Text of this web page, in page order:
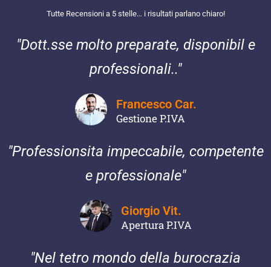
Tutte Recensioni a 5 stelle… i risultati parlano chiaro!
"Dott.sse molto preparate, disponibil e
professionali.."
Francesco Car.
Gestione P.IVA
"Professionsita impeccabile, competente
e professionale"
Giorgio Vit.
Apertura P.IVA
"Nel tetro mondo della burocrazia